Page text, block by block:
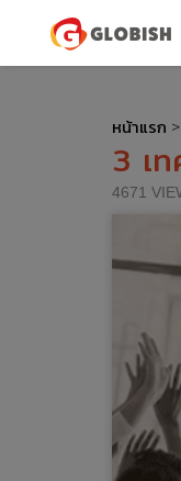
หน้าแรก >
3 เ
4671